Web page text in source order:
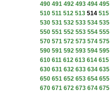
490 491 492 493 494 495
510 511 512 513 514 515
530 531 532 533 534 535
550 551 552 553 554 555
570 571 572 573 574 575
590 591 592 593 594 595
610 611 612 613 614 615
630 631 632 633 634 635
650 651 652 653 654 655
670 671 672 673 674 675